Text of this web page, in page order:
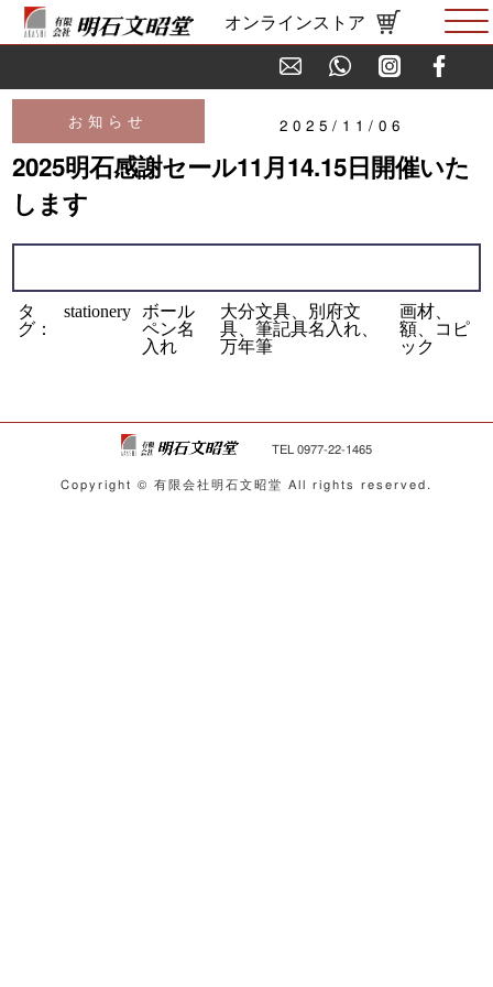
オンラインストア
お知らせ 2025/11/06
2025明石感謝セール11月14.15日開催いた
します
タ
グ：
stationery
ボール
ペン名
入れ
大分文具、別府文
具、筆記具名入れ、
万年筆
画材、
額、コピ
ック
TEL 0977-22-1465
Copyright © 有限会社明石文昭堂 All rights reserved.